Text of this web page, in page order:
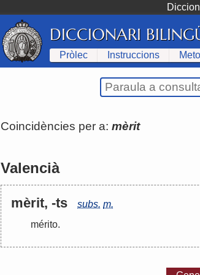
DICCIONARI
Pròlec Instruccions
Coincidències per a: mèrit
Valencià
mèrit, -ts subs. m.
mérito.